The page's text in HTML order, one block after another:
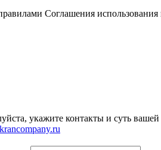
Соглашения
укажите контакты и суть